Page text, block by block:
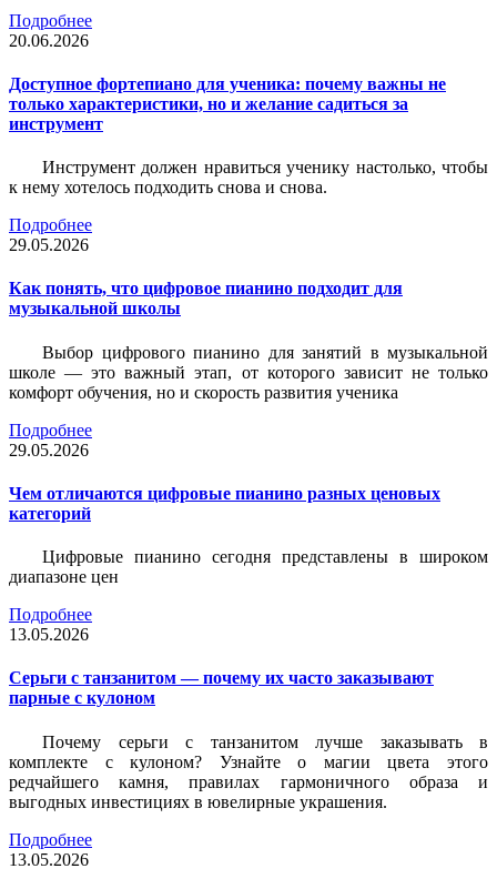
Подробнее
20.06.2026
Доступное фортепиано для ученика: почему важны не
только характеристики, но и желание садиться за
инструмент
Инструмент должен нравиться ученику настолько, чтобы
к нему хотелось подходить снова и снова.
Подробнее
29.05.2026
Как понять, что цифровое пианино подходит для
музыкальной школы
Выбор цифрового пианино для занятий в музыкальной
школе — это важный этап, от которого зависит не только
комфорт обучения, но и скорость развития ученика
Подробнее
29.05.2026
Чем отличаются цифровые пианино разных ценовых
категорий
Цифровые пианино сегодня представлены в широком
диапазоне цен
Подробнее
13.05.2026
Серьги с танзанитом — почему их часто заказывают
парные с кулоном
Почему серьги с танзанитом лучше заказывать в
комплекте с кулоном? Узнайте о магии цвета этого
редчайшего камня, правилах гармоничного образа и
выгодных инвестициях в ювелирные украшения.
Подробнее
13.05.2026